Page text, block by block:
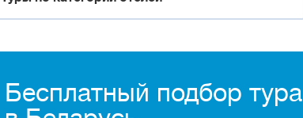
Бесплатный подбор тура